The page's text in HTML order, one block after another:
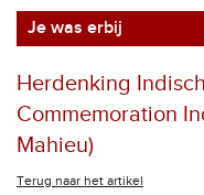
Je was erbij
Herdenking
Commemoration
Mahieu)
Terug naar het artikel